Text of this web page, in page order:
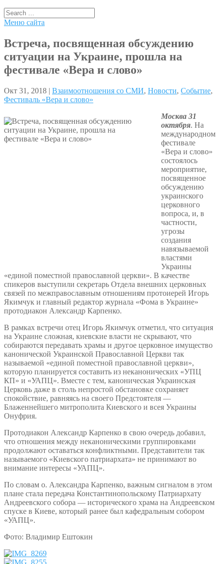
Меню сайта
Встреча, посвященная обсуждению
ситуации на Украине, прошла на
фестивале «Вера и слово»
Окт 31, 2018 | Взаимоотношения со СМИ, Новости, Событие,
Фестиваль «Вера и слово»
Москва 31
октября. На
международном
фестивале
«Вера и слово»
состоялось
мероприятие,
посвященное
обсуждению
украинского
церковного
вопроса, и, в
частности,
угрозы
создания
навязываемой
властями
Украины
«единой поместной православной церкви». В качестве
спикеров выступили секретарь Отдела внешних церковных
связей по межправославным отношениям протоиерей Игорь
Якимчук и главный редактор журнала «Фома в Украине»
протодиакон Александр Карпенко.
В рамках встречи отец Игорь Якимчук отметил, что ситуация
на Украине сложная, киевские власти не скрывают, что
собираются передавать храмы и другое церковное имущество
канонической Украинской Православной Церкви так
называемой «единой поместной православной церкви»,
которую планируется составить из неканонических «УПЦ
КП» и «УАПЦ». Вместе с тем, каноническая Украинская
Церковь даже в столь непростой обстановке сохраняет
спокойствие, равняясь на своего Предстоятеля —
Блаженнейшего митрополита Киевского и всея Украины
Онуфрия.
Протодиакон Александр Карпенко в свою очередь добавил,
что отношения между неканоническими группировками
продолжают оставаться конфликтными. Представители так
называемого «Киевского патриархата» не принимают во
внимание интересы «УАПЦ».
По словам о. Александра Карпенко, важным сигналом в этом
плане стала передача Константинопольскому Патриархату
Андреевского собора — исторического храма на Андреевском
спуске в Киеве, который ранее был кафедральным собором
«УАПЦ».
Фото: Владимир Ештокин